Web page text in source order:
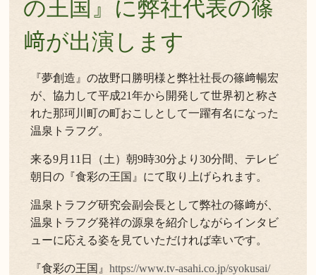
の王国』に弊社代表の篠
﨑が出演します
『夢創造』の故野口勝明様と弊社社長の篠﨑暢宏
が、協力して平成21年から開発して世界初と称さ
れた那珂川町の町おこしとして一躍有名になった
温泉トラフグ。
来る9月11日（土）朝9時30分より30分間、テレビ
朝日の『食彩の王国』にて取り上げられます。
温泉トラフグ研究会副会長として弊社の篠﨑が、
温泉トラフグ発祥の源泉を紹介しながらインタビ
ューに応える姿を見ていただければ幸いです。
『食彩の王国』https://www.tv-asahi.co.jp/syokusai/